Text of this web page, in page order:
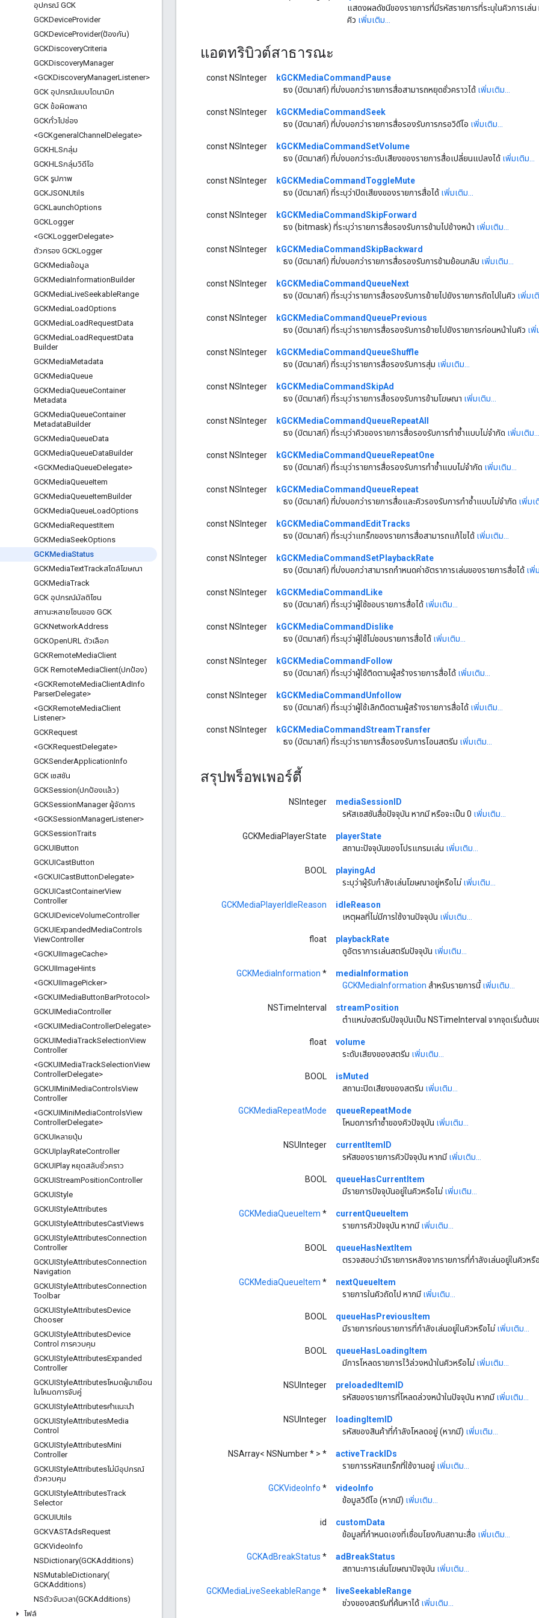
อุปกรณ์ GCK
GCKDeviceProvider
GCKDeviceProvider(ป้องกัน)
GCKDiscoveryCriteria
GCKDiscoveryManager
<GCKDiscoveryManagerListener>
GCK อุปกรณ์แบบไดนามิก
GCK ข้อผิดพลาด
GCKทั่วไปช่อง
<GCKgeneral Channel Delegate>
GCKHLSกลุ่ม
GCKHLSกลุ่มวิดีโอ
GCK รูปภาพ
GCKJSONUtils
GCKLaunchOptions
GCKLogger
<GCKLoggerDelegate>
ตัวกรอง GCKLogger
GCKMediaข้อมูล
GCKMediaInformationBuilder
GCKMediaLiveSeekableRange
GCKMediaLoadOptions
GCKMediaLoadRequestData
GCKMediaLoadRequestData
Builder
GCKMediaMetadata
GCKMediaQueue
GCKMediaQueueContainer
Metadata
GCKMediaQueueContainer
MetadataBuilder
GCKMediaQueueData
GCKMediaQueueDataBuilder
<GCKMediaQueueDelegate>
GCKMediaQueueItem
GCKMediaQueueItemBuilder
GCKMediaQueueLoadOptions
GCKMediaRequestItem
GCKMediaSeekOptions
GCKMediaStatus
GCKMediaTextTrackสไตล์โฆษณา
GCKMediaTrack
GCK อุปกรณ์มัลติโซน
สถานะหลายโซนของ GCK
GCKNetworkAddress
GCKOpenURL ตัวเลือก
GCKRemoteMediaClient
GCK RemoteMediaClient(ปกป้อง)
<GCKRemoteMediaClientAdInfo
ParserDelegate>
<GCKRemoteMediaClient
Listener>
GCKRequest
<GCKRequestDelegate>
GCKSenderApplicationInfo
GCK เซสชัน
GCKSession(ปกป้องแล้ว)
GCKSessionManager ผู้จัดการ
<GCKSessionManagerListener>
GCKSessionTraits
GCKUIButton
GCKUICastButton
<GCKUICastButtonDelegate>
GCKUICastContainerView
Controller
GCKUIDeviceVolumeController
GCKUIExpandedMediaControls
ViewController
<GCKUIImageCache>
GCKUIImageHints
<GCKUIImagePicker>
<GCKUIMediaButtonBarProtocol>
GCKUIMediaController
<GCKUIMediaControllerDelegate>
GCKUIMediaTrackSelectionView
Controller
<GCKUIMediaTrackSelectionView
ControllerDelegate>
GCKUIMiniMediaControlsView
Controller
<GCKUIMiniMediaControlsView
ControllerDelegate>
GCKUIหลายปุ่ม
GCKUIplayRateController
GCKUIPlay หยุดสลับชั่วคราว
GCKUIStreamPositionController
GCKUIStyle
GCKUIStyleAttributes
GCKUIStyleAttributesCastViews
GCKUIStyleAttributesConnection
Controller
GCKUIStyleAttributesConnection
Navigation
GCKUIStyleAttributesConnection
Toolbar
GCKUIStyleAttributesDevice
Chooser
GCKUIStyleAttributesDevice
Control การควบคุม
GCKUIStyleAttributesExpanded
Controller
GCKUIStyleAttributesโหมดผู้มาเยือน
ในโหมดการจับคู่
GCKUIStyleAttributesคําแนะนํา
GCKUIStyleAttributesMedia
Control
GCKUIStyleAttributesMini
Controller
GCKUIStyleAttributesไม่มีอุปกรณ์
ตัวควบคุม
GCKUIStyleAttributesTrack
Selector
GCKUIUtils
GCKVASTAdsRequest
GCKVideoInfo
NSDictionary(GCKAdditions)
NSMutableDictionary(
GCKAdditions)
NSตัวจับเวลา(GCKAdditions)
ไฟล์
แสดงผลดัชนีของรายการที่มีรหัสรายการที่ระบุในคิวการเล่
คิว เพิ่มเติม...
แอตทริบิวต์สาธารณะ
const NSInteger
kGCKMediaCommandPause
ธง (บิตมาสก์) ที่บ่งบอกว่ารายการสื่อสามารถหยุดชั่วคราวได้ เพิ่มเติม...
const NSInteger
kGCKMediaCommandSeek
ธง (บิตมาสก์) ที่บ่งบอกว่ารายการสื่อรองรับการกรอวิดีโอ เพิ่มเติม...
const NSInteger
kGCKMediaCommandSetVolume
ธง (บิตมาสก์) ที่บ่งบอกว่าระดับเสียงของรายการสื่อเปลี่ยนแปลงได้ เพิ่มเติม...
const NSInteger
kGCKMediaCommandToggleMute
ธง (บิตมาสก์) ที่ระบุว่าปิดเสียงของรายการสื่อได้ เพิ่มเติม...
const NSInteger
kGCKMediaCommandSkipForward
ธง (bitmask) ที่ระบุว่ารายการสื่อรองรับการข้ามไปข้างหน้า เพิ่มเติม...
const NSInteger
kGCKMediaCommandSkipBackward
ธง (บิตมาสก์) ที่บ่งบอกว่ารายการสื่อรองรับการข้ามย้อนกลับ เพิ่มเติม...
const NSInteger
kGCKMediaCommandQueueNext
ธง (บิตมาสก์) ที่ระบุว่ารายการสื่อรองรับการย้ายไปยังรายการถัดไปในคิว เพิ่มเติ
const NSInteger
kGCKMediaCommandQueuePrevious
ธง (บิตมาสก์) ที่ระบุว่ารายการสื่อรองรับการย้ายไปยังรายการก่อนหน้าในคิว เพิ่
const NSInteger
kGCKMediaCommandQueueShuffle
ธง (บิตมาสก์) ที่ระบุว่ารายการสื่อรองรับการสุ่ม เพิ่มเติม...
const NSInteger
kGCKMediaCommandSkipAd
ธง (บิตมาสก์) ที่ระบุว่ารายการสื่อรองรับการข้ามโฆษณา เพิ่มเติม...
const NSInteger
kGCKMediaCommandQueueRepeatAll
ธง (บิตมาสก์) ที่ระบุว่าคิวของรายการสื่อรองรับการทำซ้ำแบบไม่จำกัด เพิ่มเติม...
const NSInteger
kGCKMediaCommandQueueRepeatOne
ธง (บิตมาสก์) ที่ระบุว่ารายการสื่อรองรับการทำซ้ำแบบไม่จำกัด เพิ่มเติม...
const NSInteger
kGCKMediaCommandQueueRepeat
ธง (บิตมาสก์) ที่บ่งบอกว่ารายการสื่อและคิวรองรับการทำซ้ำแบบไม่จำกัด เพิ่มเติ
const NSInteger
kGCKMediaCommandEditTracks
ธง (บิตมาสก์) ที่ระบุว่าแทร็กของรายการสื่อสามารถแก้ไขได้ เพิ่มเติม...
const NSInteger
kGCKMediaCommandSetPlaybackRate
ธง (บิตมาสก์) ที่บ่งบอกว่าสามารถกำหนดค่าอัตราการเล่นของรายการสื่อได้ เพิ่
const NSInteger
kGCKMediaCommandLike
ธง (บิตมาสก์) ที่ระบุว่าผู้ใช้ชอบรายการสื่อได้ เพิ่มเติม...
const NSInteger
kGCKMediaCommandDislike
ธง (บิตมาสก์) ที่ระบุว่าผู้ใช้ไม่ชอบรายการสื่อได้ เพิ่มเติม...
const NSInteger
kGCKMediaCommandFollow
ธง (บิตมาสก์) ที่ระบุว่าผู้ใช้ติดตามผู้สร้างรายการสื่อได้ เพิ่มเติม...
const NSInteger
kGCKMediaCommandUnfollow
ธง (บิตมาสก์) ที่ระบุว่าผู้ใช้เลิกติดตามผู้สร้างรายการสื่อได้ เพิ่มเติม...
const NSInteger
kGCKMediaCommandStreamTransfer
ธง (บิตมาสก์) ที่ระบุว่ารายการสื่อรองรับการโอนสตรีม เพิ่มเติม...
สรุปพร็อพเพอร์ตี้
NSInteger
mediaSessionID
รหัสเซสชันสื่อปัจจุบัน หากมี หรือจะเป็น 0 เพิ่มเติม...
GCKMediaPlayerState
playerState
สถานะปัจจุบันของโปรแกรมเล่น เพิ่มเติม...
BOOL
playingAd
ระบุว่าผู้รับกำลังเล่นโฆษณาอยู่หรือไม่ เพิ่มเติม...
GCKMediaPlayerIdleReason
idleReason
เหตุผลที่ไม่มีการใช้งานปัจจุบัน เพิ่มเติม...
float
playbackRate
ดูอัตราการเล่นสตรีมปัจจุบัน เพิ่มเติม...
GCKMediaInformation *
mediaInformation
GCKMediaInformation สำหรับรายการนี้ เพิ่มเติม...
NSTimeInterval
streamPosition
ตำแหน่งสตรีมปัจจุบันเป็น NSTimeInterval จากจุดเริ่มต้น
float
volume
ระดับเสียงของสตรีม เพิ่มเติม...
BOOL
isMuted
สถานะปิดเสียงของสตรีม เพิ่มเติม...
GCKMediaRepeatMode
queueRepeatMode
โหมดการทำซ้ำของคิวปัจจุบัน เพิ่มเติม...
NSUInteger
currentItemID
รหัสของรายการคิวปัจจุบัน หากมี เพิ่มเติม...
BOOL
queueHasCurrentItem
มีรายการปัจจุบันอยู่ในคิวหรือไม่ เพิ่มเติม...
GCKMediaQueueItem *
currentQueueItem
รายการคิวปัจจุบัน หากมี เพิ่มเติม...
BOOL
queueHasNextItem
ตรวจสอบว่ามีรายการหลังจากรายการที่กำลังเล่นอยู่ในคิวหรื
GCKMediaQueueItem *
nextQueueItem
รายการในคิวถัดไป หากมี เพิ่มเติม...
BOOL
queueHasPreviousItem
มีรายการก่อนรายการที่กำลังเล่นอยู่ในคิวหรือไม่ เพิ่มเติม...
BOOL
queueHasLoadingItem
มีการโหลดรายการไว้ล่วงหน้าในคิวหรือไม่ เพิ่มเติม...
NSUInteger
preloadedItemID
รหัสของรายการที่โหลดล่วงหน้าในปัจจุบัน หากมี เพิ่มเติม...
NSUInteger
loadingItemID
รหัสของสินค้าที่กำลังโหลดอยู่ (หากมี) เพิ่มเติม...
NSArray< NSNumber * > *
activeTrackIDs
รายการรหัสแทร็กที่ใช้งานอยู่ เพิ่มเติม...
GCKVideoInfo *
videoInfo
ข้อมูลวิดีโอ (หากมี) เพิ่มเติม...
id
customData
ข้อมูลที่กําหนดเองที่เชื่อมโยงกับสถานะสื่อ เพิ่มเติม...
GCKAdBreakStatus *
adBreakStatus
สถานะการเล่นโฆษณาปัจจุบัน เพิ่มเติม...
GCKMediaLiveSeekableRange *
liveSeekableRange
ช่วงของสตรีมที่ค้นหาได้ เพิ่มเติม...